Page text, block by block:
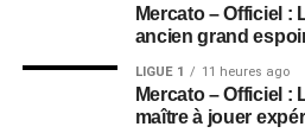
Mercato – Officiel :
ancien grand
LIGUE 1 11 heures ago
Mercato – Officiel :
maître à jouer